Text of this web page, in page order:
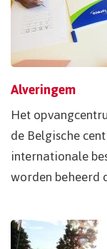
Alveringem
Het
de Belgische
internationale
worden beheerd